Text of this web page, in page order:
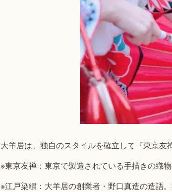
大羊居は、独自のスタイルを確立して『東京友
※東京友禅：東京で製造されている手描きの織物
※江戸染繍：大羊居の創業者・野口真造の造語